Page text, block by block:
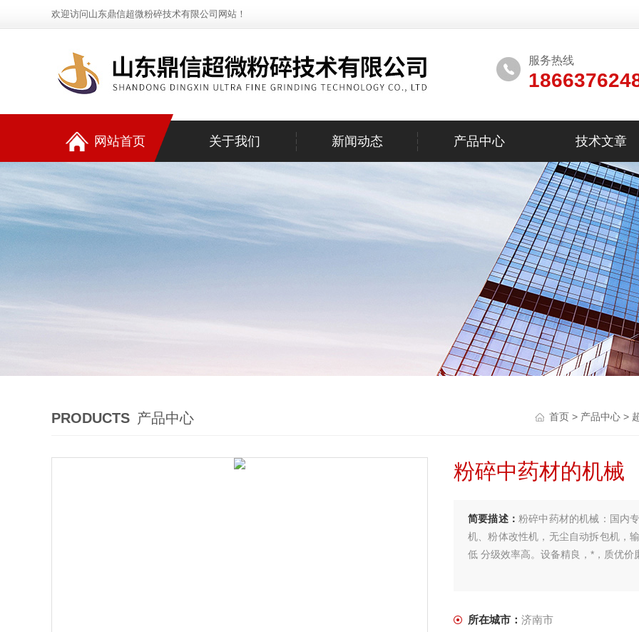
欢迎访问山东鼎信超微粉碎技术有限公司网站！
服务热线
网站首页 关于我们 新闻动态 产品中心 技术文章
PRODUCTS 产品中心 首页 > 产品中心 >
粉碎中药材的机械
简要描述： 粉碎中药材的机械：国内
机、粉体改性机，无尘自动拆包机，
低 分级效率高。设备精良，*，质优价
所在城市： 济南市